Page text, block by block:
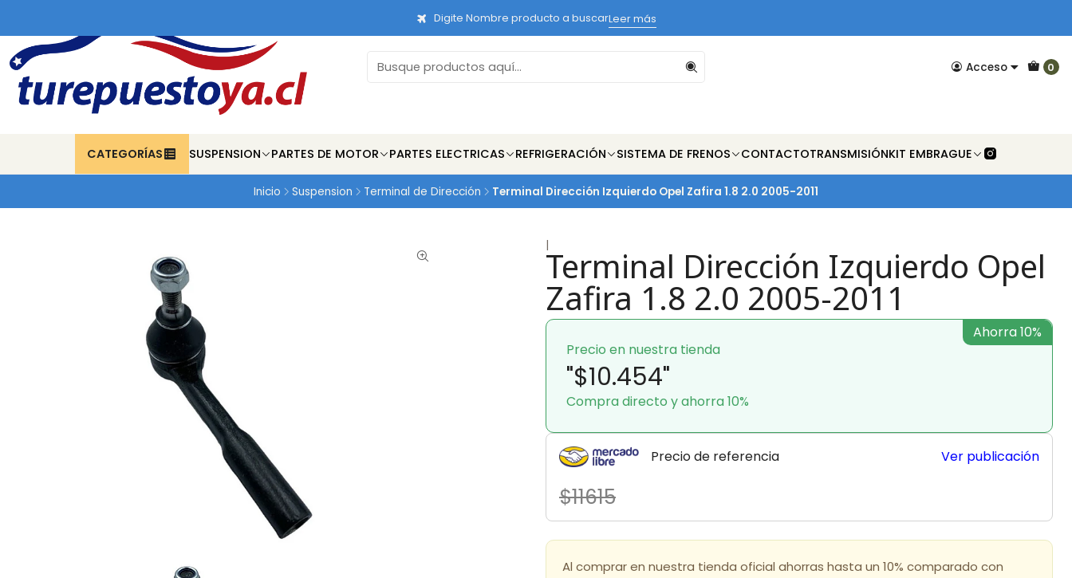
Acceso 0
CATEGORÍAS SUSPENSION PARTES DE MOTOR PARTES ELECTRICAS REFRIGERACIÓN SISTEMA DE FRENOS CONTACTOTRANSMISIÓNKIT EMBRAGUE
Digite Nombre producto a buscarLeer más
Inicio Suspension Terminal de Dirección Terminal Dirección Izquierdo Opel Zafira 1.8 2.0 2005-2011
|Terminal Dirección Izquierdo Opel
Zafira 1.8 2.0 2005-2011
Precio en nuestra tienda
"$10.454"
Compra directo y ahorra 10%
Ahorra 10%
Precio de referencia
$11615
Ver publicación
Al comprar en nuestra tienda oficial ahorras hasta un 10% comparado con